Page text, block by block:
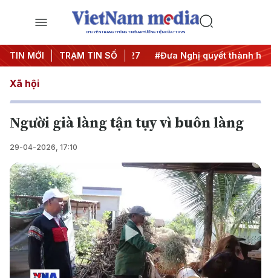
CHUYÊN TRANG THÔNG TIN ĐA PHƯƠNG TIỆN CỦA TTXVN
TIN MỚI TRẠM TIN SỐ
Trung ương 3 #APEC 2027 #Đưa Nghị quyết thành hành
Xã hội
Người già làng tận tụy vì buôn làng
29-04-2026, 17:10
Play